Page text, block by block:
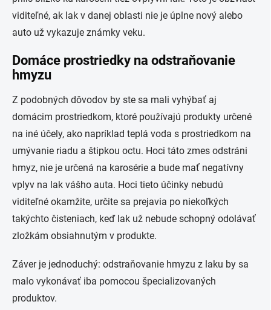
viditeľné, ak lak v danej oblasti nie je úplne nový alebo
auto už vykazuje známky veku.
Domáce prostriedky na odstraňovanie
hmyzu
Z podobných dôvodov by ste sa mali vyhýbať aj
domácim prostriedkom, ktoré používajú produkty určené
na iné účely, ako napríklad teplá voda s prostriedkom na
umývanie riadu a štipkou octu. Hoci táto zmes odstráni
hmyz, nie je určená na karosérie a bude mať negatívny
vplyv na lak vášho auta. Hoci tieto účinky nebudú
viditeľné okamžite, určite sa prejavia po niekoľkých
takýchto čisteniach, keď lak už nebude schopný odolávať
zložkám obsiahnutým v produkte.
Záver je jednoduchý: odstraňovanie hmyzu z laku by sa
malo vykonávať iba pomocou špecializovaných
produktov.